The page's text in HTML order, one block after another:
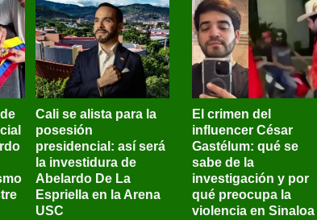
Cali se alista para la
posesión
presidencial: así será
la investidura de
Abelardo De La
Espriella en la Arena
USC
El crimen del
influencer César
Gastélum: qué se
sabe de la
investigación y por
qué preocupa la
violencia en Sinaloa